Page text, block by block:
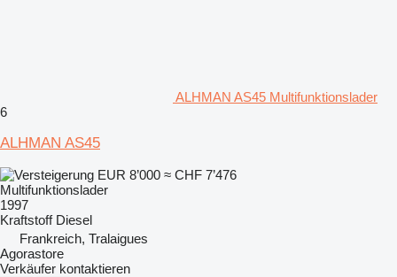
ALHMAN AS45 Multifunktionslader
6
ALHMAN AS45
EUR 8’000 ≈ CHF 7’476
Multifunktionslader
1997
Kraftstoff Diesel
Frankreich, Tralaigues
Agorastore
Verkäufer kontaktieren